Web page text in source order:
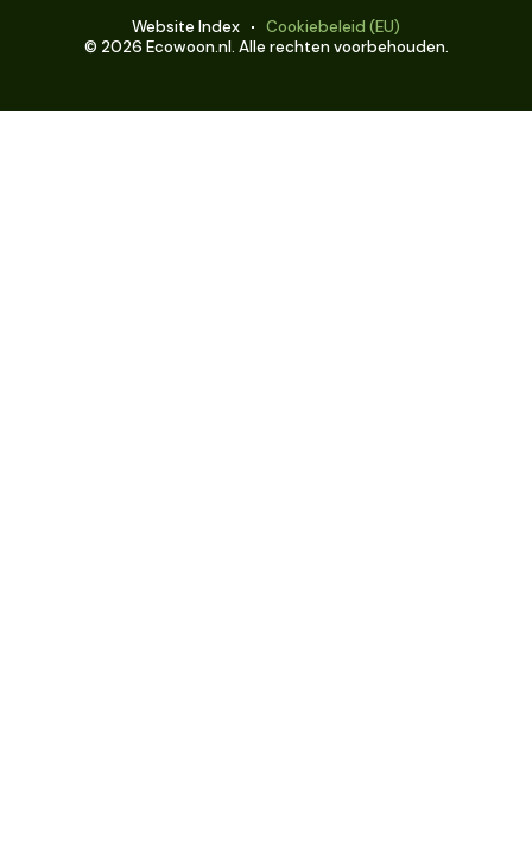
© 2026 Ecowoon.nl. Alle rechten voorbehouden.
Website Index Cookiebeleid (EU)